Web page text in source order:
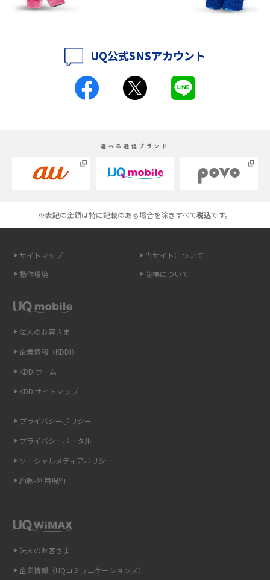
iPhone 16とiPhone 15の違いは？カメラ・スペック・機能を徹底比較
iPhoneの機種変更のやり方は？事前準備・手順やデータ移行方法をわかり
Androidスマホとは？特徴やメリット・デメリット、おススメ機種を紹介
高校生にスマホ制限は必要？所持率やメリット・デメリットを詳しく紹介
トを解説
スマホや携帯端末の通信速度制限とは？回避のコツや解除のタイミング・
LINEの通知がこない時の原因と対処法9選！設定の確認手順も解説
スマホのウィジェットとは？iPhone・Androidの設定方法やおススメを紹
リプライ機能とは？LINE、X（旧Twitter）、Instagram、TikTokで送る方法
インスタのDMの送り方は？便利機能の使い方や注意点をわかりやすく解説
Bluetooth®とは？Wi-Fiとの違いやスマホ・PCとの接続方法を解説
UQ公式SNSアカウント
選べる通信ブランド
※表記の金額は特に記載のある場合を除きすべて税込です。
サイトマップ
当サイトについて
動作環境
商標について
法人のお客さま
企業情報（KDDI）
KDDIホーム
KDDIサイトマップ
プライバシーポリシー
プライバシーポータル
ソーシャルメディアポリシー
約款•利用規約
法人のお客さま
企業情報（UQコミュニケーションズ）